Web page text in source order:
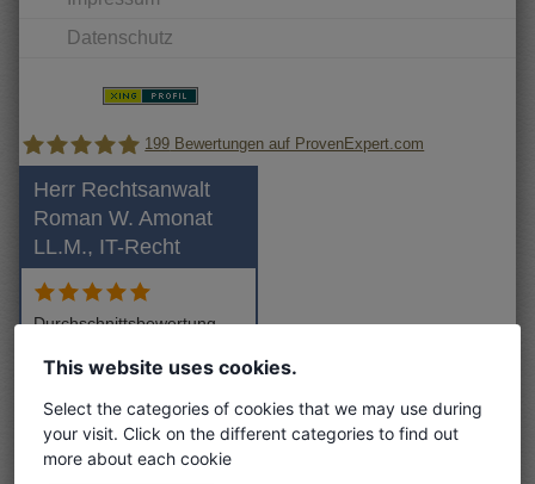
Datenschutz
Rechtsanwaltskanzlei Amonat
199 Bewertungen auf ProvenExpert.com
Herr Rechtsanwalt
Roman W. Amonat
LL.M., IT-Recht
Durchschnittsbewertung
Beratung
This website uses cookies.
Select the categories of cookies that we may use during
your visit. Click on the different categories to find out
more about each cookie